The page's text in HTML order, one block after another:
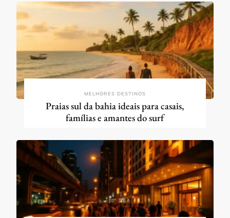
MELHORES DESTINOS
Praias sul da bahia ideais para casais,
famílias e amantes do surf